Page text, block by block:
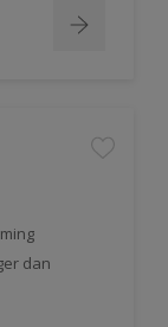
dan